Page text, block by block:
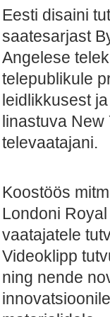
Eesti disaini
saatesarjast
Angelese
telepublikule
leidlikkusest
linastuva New
televaatajani.
Koostöös
Londoni
vaatajatele
Videoklipp
ning nende